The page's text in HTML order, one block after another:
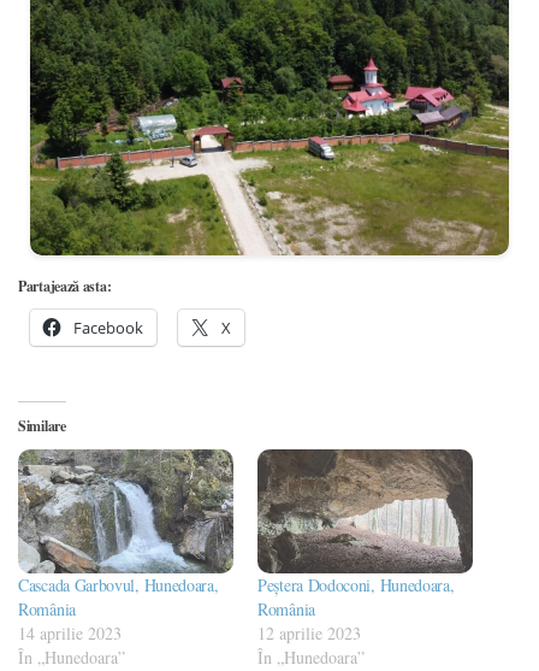
Partajează asta:
Facebook X
Similare
Cascada Garbovul, Hunedoara,
România
14 aprilie 2023
În „Hunedoara”
Peștera Dodoconi, Hunedoara,
România
12 aprilie 2023
În „Hunedoara”